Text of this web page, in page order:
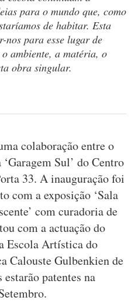
para o mundo que, como
de habitar. Esta
nos para esse lugar de
ambiente, a matéria, o
obra singular.
colaboração entre o
Sul’ do Centro
33. A inauguração foi
com a exposição ‘Sala
com curadoria de
com a actuação do
Escola Artística do
Calouste Gulbenkien de
patentes na